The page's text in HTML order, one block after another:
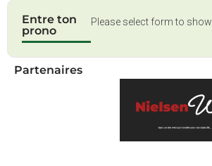
Entre ton
prono
Please select form to show
Partenaires